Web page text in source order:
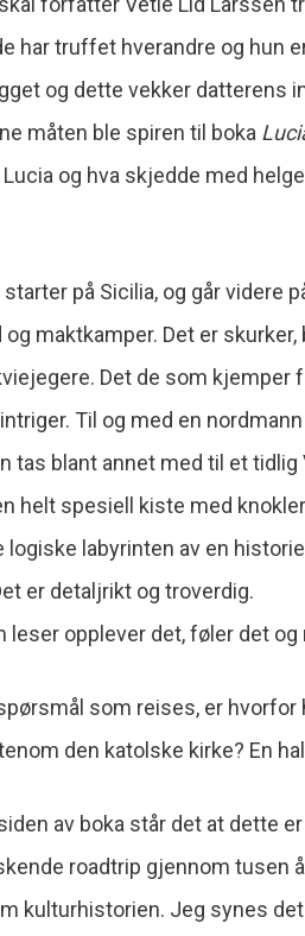
har truffet hverandre og hun
og dette vekker datterens
måten ble spiren til boka
Lucia og hva skjedde med
starter på Sicilia, og går videre
maktkamper. Det er
Det de som kjemper
Til og med en
tas blant annet med til et
helt spesiell kiste med
logiske labyrinten av en
er detaljrikt og troverdig.
leser opplever det, føler det
som reises, er
den katolske kirke? En
av boka står det at dette
roadtrip gjennom tusen
kulturhistorien. Jeg synes